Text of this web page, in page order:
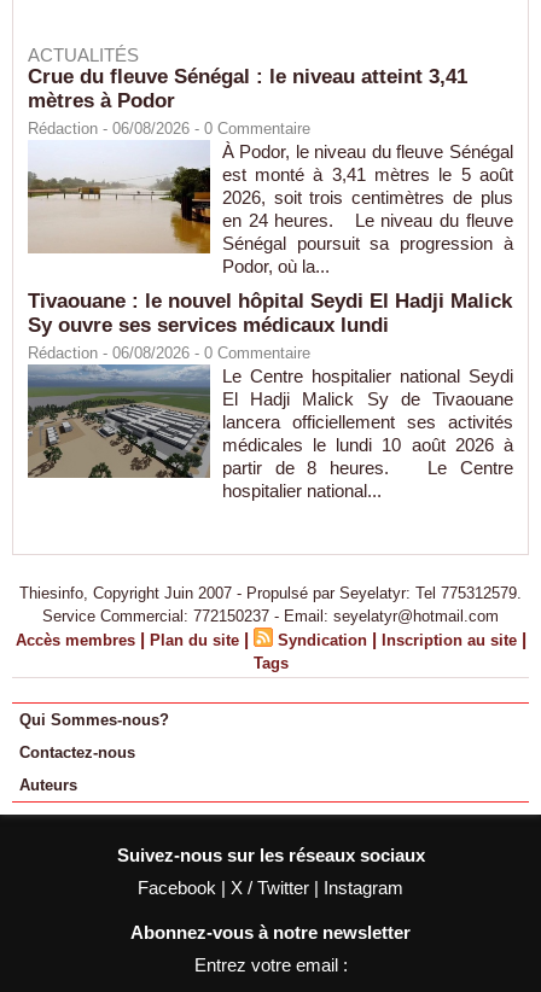
ACTUALITÉS
Crue du fleuve Sénégal : le niveau atteint 3,41
mètres à Podor
Rédaction - 06/08/2026 - 0 Commentaire
À Podor, le niveau du fleuve Sénégal
est monté à 3,41 mètres le 5 août
2026, soit trois centimètres de plus
en 24 heures. Le niveau du fleuve
Sénégal poursuit sa progression à
Podor, où la...
Tivaouane : le nouvel hôpital Seydi El Hadji Malick
Sy ouvre ses services médicaux lundi
Rédaction - 06/08/2026 - 0 Commentaire
Le Centre hospitalier national Seydi
El Hadji Malick Sy de Tivaouane
lancera officiellement ses activités
médicales le lundi 10 août 2026 à
partir de 8 heures. Le Centre
hospitalier national...
Thiesinfo, Copyright Juin 2007 - Propulsé par Seyelatyr: Tel 775312579.
Service Commercial: 772150237 - Email: seyelatyr@hotmail.com
Accès membres | Plan du site | Syndication | Inscription au site |
Tags
Qui Sommes-nous?
Contactez-nous
Auteurs
Suivez-nous sur les réseaux sociaux
Facebook | X / Twitter | Instagram
Abonnez-vous à notre newsletter
Entrez votre email :